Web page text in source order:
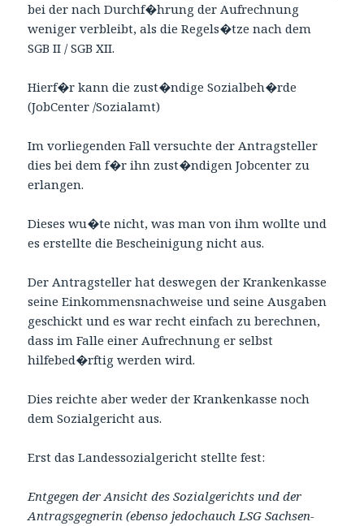
bei der nach Durchf�hrung der Aufrechnung
weniger verbleibt, als die Regels�tze nach dem
SGB II / SGB XII.
Hierf�r kann die zust�ndige Sozialbeh�rde
(JobCenter /Sozialamt)
Im vorliegenden Fall versuchte der Antragsteller
dies bei dem f�r ihn zust�ndigen Jobcenter zu
erlangen.
Dieses wu�te nicht, was man von ihm wollte und
es erstellte die Bescheinigung nicht aus.
Der Antragsteller hat deswegen der Krankenkasse
seine Einkommensnachweise und seine Ausgaben
geschickt und es war recht einfach zu berechnen,
dass im Falle einer Aufrechnung er selbst
hilfebed�rftig werden wird.
Dies reichte aber weder der Krankenkasse noch
dem Sozialgericht aus.
Erst das Landessozialgericht stellte fest:
Entgegen der Ansicht des Sozialgerichts und der
Antragsgegnerin (ebenso jedochauch LSG Sachsen-